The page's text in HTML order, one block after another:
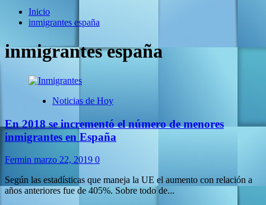
Inicio
inmigrantes españa
inmigrantes españa
Noticias de Hoy
En 2018 se incrementó el número de menores
inmigrantes en España
Fermin marzo 22, 2019 0
Según las estadísticas que maneja la UE el aumento con relación a
años anteriores fue de 405%. Sobre todo de...